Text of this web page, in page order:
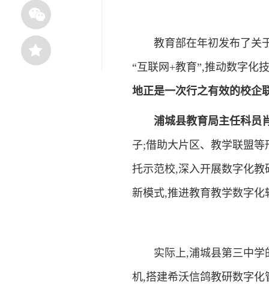
教育部在年初发布了关于
“互联网+教育”,推动数字化
地正是一次行之有效的校企
浦城县教育局主任科员
子;借助大片区、教学联盟
托示范校,深入开展数字化
新模式,推进教育教学数字化
实际上,浦城县第三中学的
机,搭建希沃信鸽教研数字